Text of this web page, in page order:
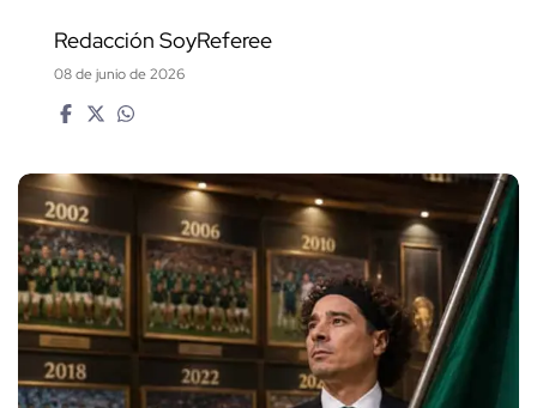
Redacción SoyReferee
08 de junio de 2026